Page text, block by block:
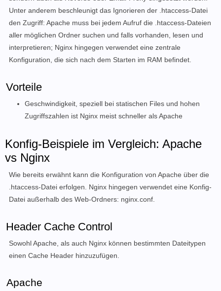
Unter anderem beschleunigt das Ignorieren der .htaccess-Datei
den Zugriff: Apache muss bei jedem Aufruf die .htaccess-Dateien
aller möglichen Ordner suchen und falls vorhanden, lesen und
interpretieren; Nginx hingegen verwendet eine zentrale
Konfiguration, die sich nach dem Starten im RAM befindet.
Vorteile
Geschwindigkeit, speziell bei statischen Files und hohen
Zugriffszahlen ist Nginx meist schneller als Apache
Konfig-Beispiele im Vergleich: Apache
vs Nginx
Wie bereits erwähnt kann die Konfiguration von Apache über die
.htaccess-Datei erfolgen. Nginx hingegen verwendet eine Konfig-
Datei außerhalb des Web-Ordners: nginx.conf.
Header Cache Control
Sowohl Apache, als auch Nginx können bestimmten Dateitypen
einen Cache Header hinzuzufügen.
Apache